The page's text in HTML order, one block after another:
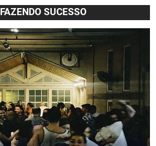
FAZENDO SUCESSO